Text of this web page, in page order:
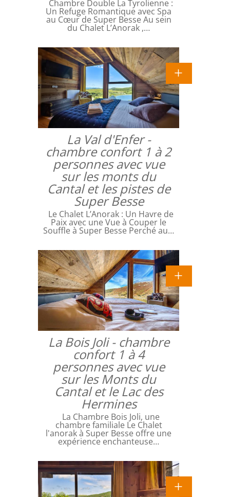
Chambre Double La Tyrolienne :
Un Refuge Romantique avec Spa
au Cœur de Super Besse Au sein
du Chalet L’Anorak ,…
La Val d'Enfer -
chambre confort 1 à 2
personnes avec vue
sur les monts du
Cantal et les pistes de
Super Besse
Le Chalet L’Anorak : Un Havre de
Paix avec une Vue à Couper le
Souffle à Super Besse Perché au…
La Bois Joli - chambre
confort 1 à 4
personnes avec vue
sur les Monts du
Cantal et le Lac des
Hermines
La Chambre Bois Joli, une
chambre familiale Le Chalet
l'anorak à Super Besse offre une
expérience enchanteuse…